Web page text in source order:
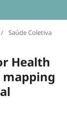
/ Saúde Coletiva
Health
mapping